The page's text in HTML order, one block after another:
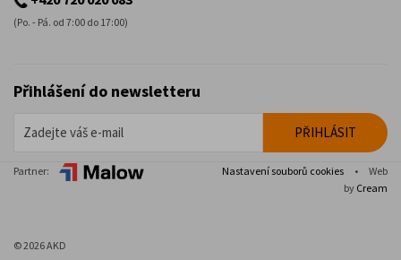
(Po. - Pá. od 7:00 do 17:00)
Přihlášení do newsletteru
Partner: Nastavení souborů cookies •
Web
by Cream
© 2026 AKD